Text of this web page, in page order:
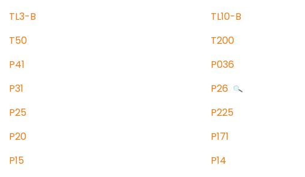
TL3-B
TL10-B
T50
T200
P41
P036
P31
P26
P25
P225
P20
P171
P15
P14